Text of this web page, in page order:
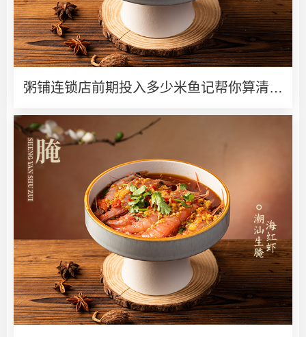
粥铺连锁店前期投入多少米鱼记帮你算清创
业账